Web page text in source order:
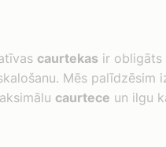
caurtekas ir obligāts
Mēs palīdzēsim
caurtece un ilgu